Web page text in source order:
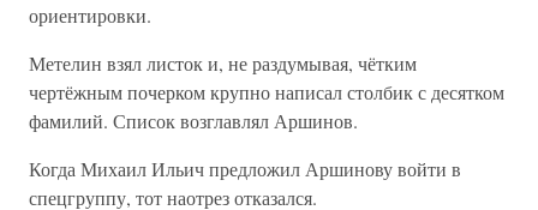
ориентировки.
Метелин взял листок и, не раздумывая, чётким
чертёжным почерком крупно написал столбик с десятком
фамилий. Список возглавлял Аршинов.
Когда Михаил Ильич предложил Аршинову войти в
спецгруппу, тот наотрез отказался.